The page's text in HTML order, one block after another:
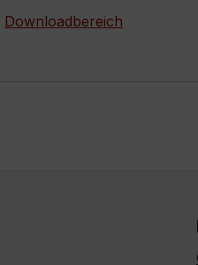
Downloadbereich